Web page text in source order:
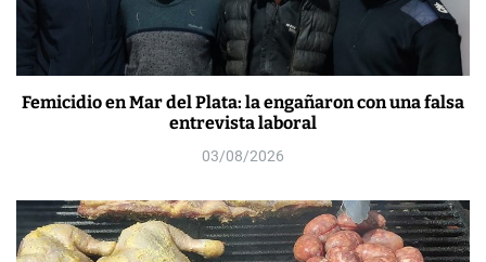
Femicidio en Mar del Plata: la engañaron con una falsa
entrevista laboral
03/08/2026